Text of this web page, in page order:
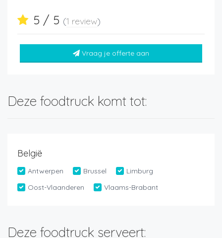
5 / 5 (1 review)
Vraag je offerte aan
Deze foodtruck komt tot:
België
Antwerpen Brussel
Limburg
Oost-Vlaanderen
Vlaams-Brabant
Deze foodtruck serveert: